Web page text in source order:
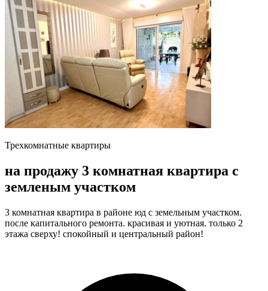
Трехкомнатные квартиры
на продажу 3 комнатная квартира с
земленым участком
3 комнатная квартира в районе юд с земельным участком.
после капитального ремонта. красивая и уютная. только 2
этажа сверху! спокойный и центральный район!